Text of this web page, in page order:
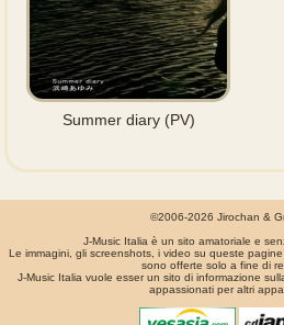
Summer diary (PV)
©2006-2026 Jirochan &
J-Music Italia è un sito amatoriale e
Le immagini, gli screenshots, i video su queste
sono offerte solo a fine di
J-Music Italia vuole esser un sito di informazione
appassionati per altri